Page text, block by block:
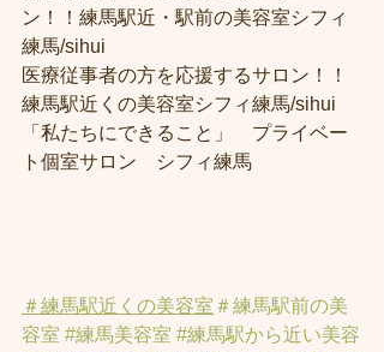
ン！！練馬駅近・駅前の美容室シフィ
練馬/sihui
医療従事者の方を応援するサロン！！
練馬駅近くの美容室シフィ練馬/sihui
「私たちにできること」　プライベー
ト個室サロン　シフィ練馬
＃練馬駅近くの美容室 ＃練馬駅前の美
容室 #練馬美容室 #練馬駅から近い美容